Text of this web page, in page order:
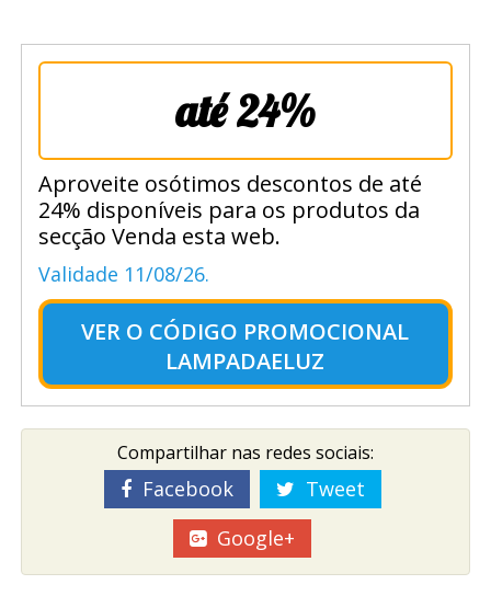
até 24%
Aproveite osótimos descontos de até
24% disponíveis para os produtos da
secção Venda esta web.
Validade 11/08/26.
VER O CÓDIGO PROMOCIONAL
LAMPADAELUZ
Compartilhar nas redes sociais:
Facebook
Tweet
Google+